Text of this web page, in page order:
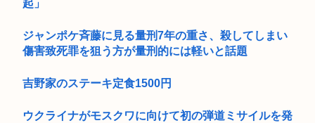
起」
ジャンポケ斉藤に見る量刑7年の重さ、殺してしまい
傷害致死罪を狙う方が量刑的には軽いと話題
吉野家のステーキ定食1500円
ウクライナがモスクワに向けて初の弾道ミサイルを発